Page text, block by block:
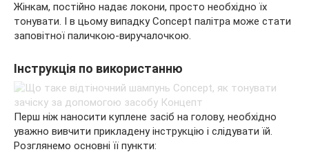
Жінкам, постійно надає локони, просто необхідно їх
тонувати. І в цьому випадку Concept палітра може стати
заповітної паличкою-виручалочкою.
Інструкція по використанню
Перш ніж наносити куплене засіб на голову, необхідно
уважно вивчити прикладену інструкцію і слідувати їй.
Розглянемо основні її пункти: